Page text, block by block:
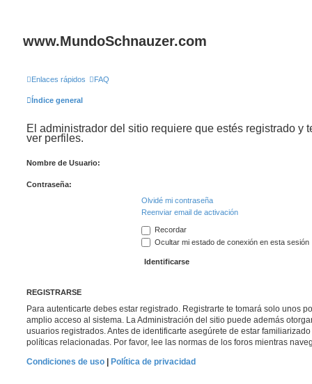
www.MundoSchnauzer.com
Enlaces rápidos FAQ
Índice general
El administrador del sitio requiere que estés registrado y
ver perfiles.
Nombre de Usuario:
Contraseña:
Olvidé mi contraseña
Reenviar email de activación
Recordar
Ocultar mi estado de conexión en esta sesión
REGISTRARSE
Para autenticarte debes estar registrado. Registrarte te tomará solo unos
amplio acceso al sistema. La Administración del sitio puede además
usuarios registrados. Antes de identificarte asegúrete de estar
políticas relacionadas. Por favor, lee las normas de los foros mientras
Condiciones de uso | Política de privacidad